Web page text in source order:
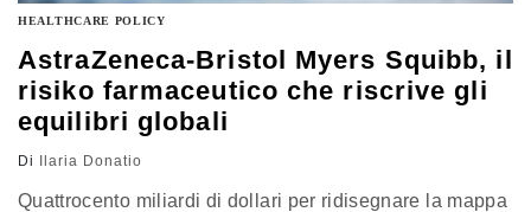
HEALTHCARE POLICY
AstraZeneca-Bristol Myers Squibb, il
risiko farmaceutico che riscrive gli
equilibri globali
Di Ilaria Donatio
Quattrocento miliardi di dollari per ridisegnare la mappa